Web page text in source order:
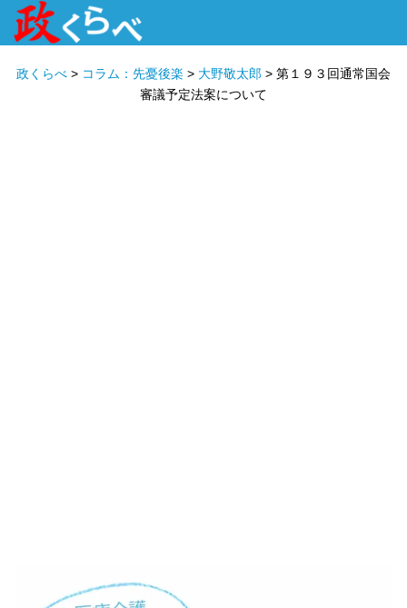
政くらべ > コラム：先憂後楽 > 大野敬太郎 > 第１９３回通常国会
審議予定法案について